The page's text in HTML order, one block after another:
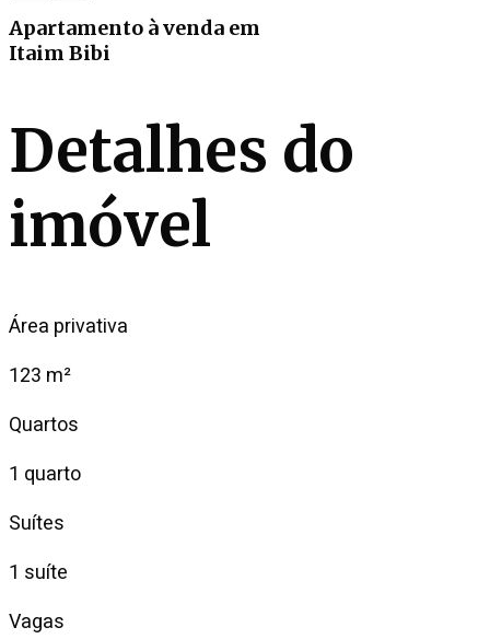
Apartamento à venda em
Itaim Bibi
Detalhes do
imóvel
Área privativa
123 m²
Quartos
1 quarto
Suítes
1 suíte
Vagas